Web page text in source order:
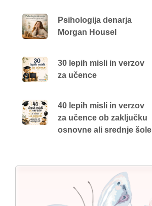
Psihologija denarja
Morgan Housel
30 lepih misli in verzov
za učence
40 lepih misli in verzov
za učence ob zaključku
osnovne ali srednje šole